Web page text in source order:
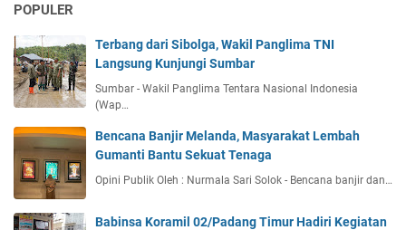
POPULER
Terbang dari Sibolga, Wakil Panglima TNI
Langsung Kunjungi Sumbar
Sumbar - Wakil Panglima Tentara Nasional Indonesia
(Wap…
Bencana Banjir Melanda, Masyarakat Lembah
Gumanti Bantu Sekuat Tenaga
Opini Publik Oleh : Nurmala Sari Solok - Bencana banjir dan…
Babinsa Koramil 02/Padang Timur Hadiri Kegiatan